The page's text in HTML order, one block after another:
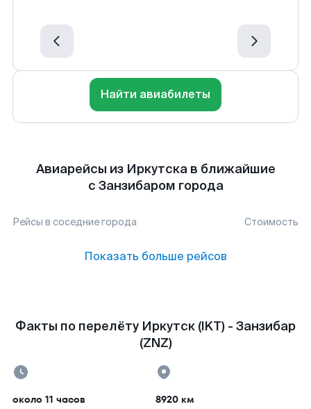
Найти авиабилеты
Авиарейсы из Иркутска в ближайшие
с Занзибаром города
Рейсы в соседние города Стоимость
Показать больше рейсов
Факты по перелёту Иркутск (IKT) - Занзибар
(ZNZ)
около 11 часов 8920 км